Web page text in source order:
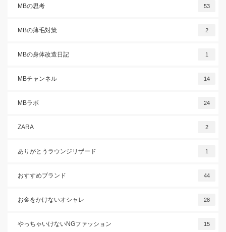
MBの思考 53
MBの薄毛対策 2
MBの身体改造日記 1
MBチャンネル 14
MBラボ 24
ZARA 2
ありがとうラウンジリザード 1
おすすめブランド 44
お金をかけないオシャレ 28
やっちゃいけないNGファッション 15